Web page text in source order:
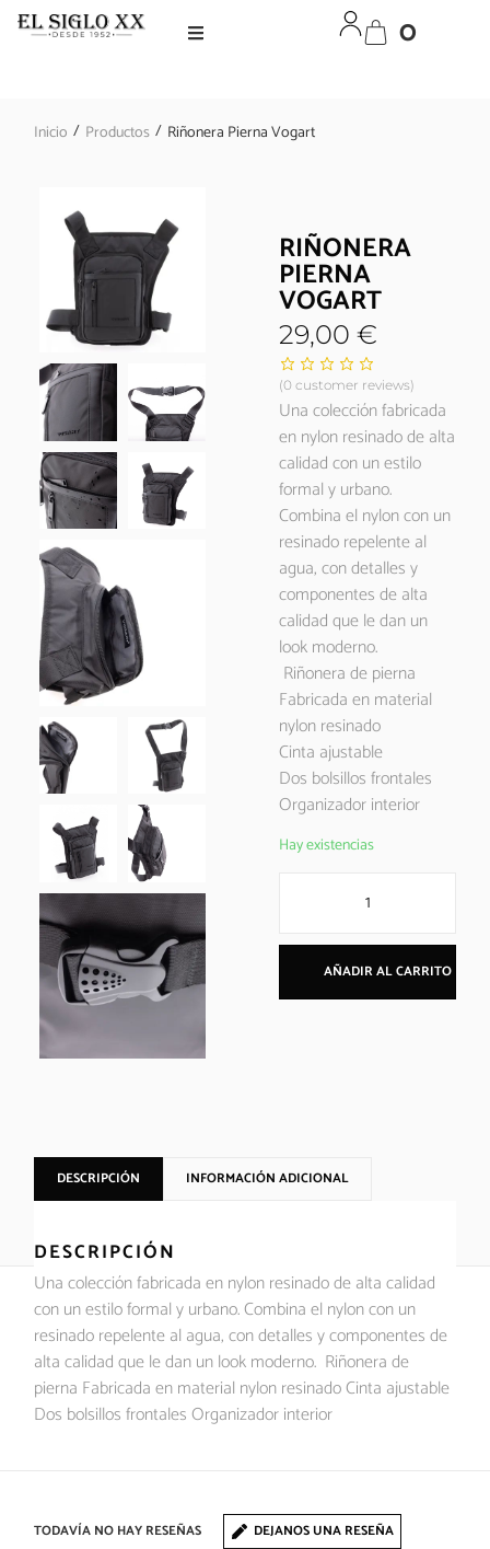
0
Inicio / Productos / Riñonera Pierna Vogart
RIÑONERA
PIERNA
VOGART
29,00€
(0 customer reviews)
Una colección fabricada
en nylon resinado de alta
calidad con un estilo
formal y urbano.
Combina el nylon con un
resinado repelente al
agua, con detalles y
componentes de alta
calidad que le dan un
look moderno.
Riñonera de pierna
Fabricada en material
nylon resinado
Cinta ajustable
Dos bolsillos frontales
Organizador interior
Hay existencias
AÑADIR AL CARRITO
DESCRIPCIÓN INFORMACIÓN ADICIONAL
DESCRIPCIÓN
Una colección fabricada en nylon resinado de alta calidad
con un estilo formal y urbano. Combina el nylon con un
resinado repelente al agua, con detalles y componentes de
alta calidad que le dan un look moderno. Riñonera de
pierna Fabricada en material nylon resinado Cinta ajustable
Dos bolsillos frontales Organizador interior
TODAVÍA NO HAY RESEÑAS DEJANOS UNA RESEÑA